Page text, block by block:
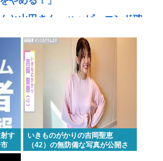
と山田さん、ハッピーエンド確
される・・・・・・・・・
空港で搭乗拒否される、警備員
チャー―香港メディア [8/6]
（元・小倉優香）が水着グラビ
待ち受け画像、俺たちには眩し
す
いきものがかりの吉岡聖恵
（42）の無防備な写真が公開さ